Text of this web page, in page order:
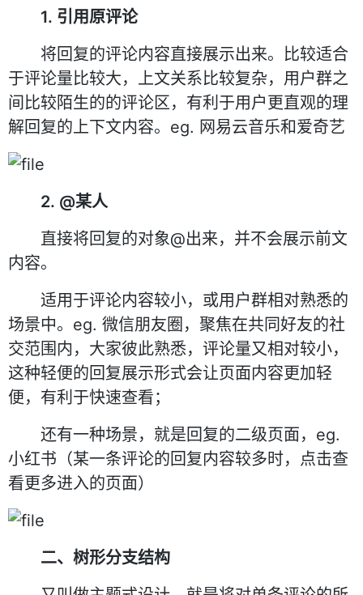
1. 引用原评论
将回复的评论内容直接展示出来。比较适合
于评论量比较大，上文关系比较复杂，用户群之
间比较陌生的的评论区，有利于用户更直观的理
解回复的上下文内容。eg. 网易云音乐和爱奇艺
2. @某人
直接将回复的对象@出来，并不会展示前文
内容。
适用于评论内容较小，或用户群相对熟悉的
场景中。eg. 微信朋友圈，聚焦在共同好友的社
交范围内，大家彼此熟悉，评论量又相对较小，
这种轻便的回复展示形式会让页面内容更加轻
便，有利于快速查看；
还有一种场景，就是回复的二级页面，eg.
小红书（某一条评论的回复内容较多时，点击查
看更多进入的页面）
二、树形分支结构